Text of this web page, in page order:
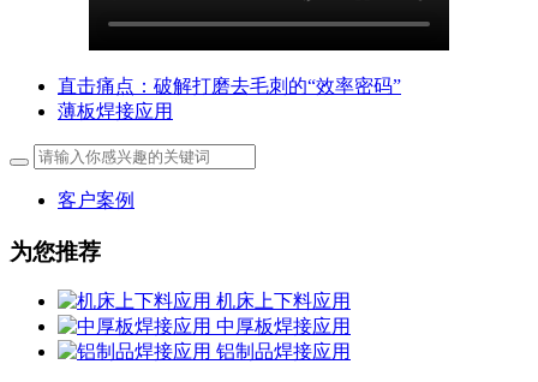
直击痛点：破解打磨去毛刺的“效率密码”
薄板焊接应用
客户案例
为您推荐
机床上下料应用
中厚板焊接应用
铝制品焊接应用